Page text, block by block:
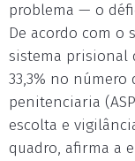
problema — o
De acordo com o
sistema prisional
33,3% no número
penitenciaria
escolta e
quadro, afirma a